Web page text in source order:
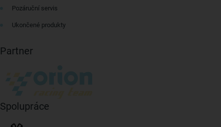
Pozáruční servis
Ukončené produkty
Partner
Spolupráce